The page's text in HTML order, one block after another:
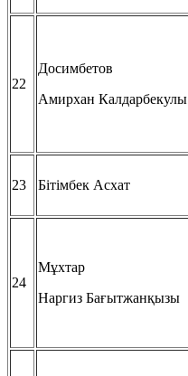
22
Досимбетов
Амирхан Калдарбекулы
23 Бітімбек Асхат
24
Мұхтар
Наргиз Бағытжанқызы